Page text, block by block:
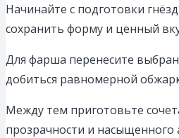
Начинайте с подготовки
сохранить форму и ценный
Для фарша перенесите
добиться равномерной
Между тем приготовьте
прозрачности и насыщенного